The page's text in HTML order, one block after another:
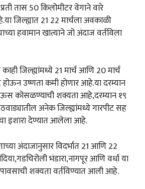
तास 50 किलोमीटर वेगाने वारे
जिल्ह्यात 21 22 मार्चला अवकाळी
हवामान खात्याने जो अंदाज वर्तविला
जिल्ह्यांमध्ये 21 मार्च आणि 20 मार्च
होऊन उष्णता कमी होणार आहे.या दरम्यान
कोसळण्याची शक्यता आहे,दरम्यान १९
अनेक जिल्ह्यांमध्ये गारपीट सह
इशारा देण्यात आलेला आहे.
अंदाजानुसार विदर्भात 21 आणि 22
भंडारा,नागपूर आणि वर्धा या
शक्यता वर्तविण्यात आली आहे.